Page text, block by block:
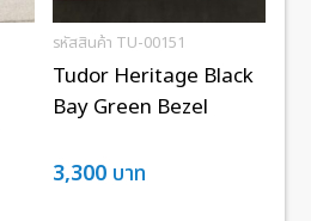
รหัสสินค้า TU-00151
Tudor Heritage Black
Bay Green Bezel
3,300 บาท